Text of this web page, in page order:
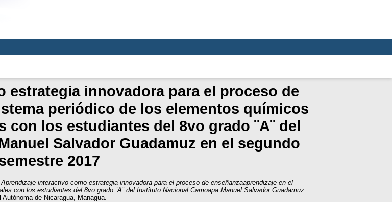
estrategia innovadora para el proceso de
periódico de los elementos químicos
con los estudiantes del 8vo grado ¨A¨ del
Salvador Guadamuz en el segundo
2017
Aprendizaje interactivo como estrategia innovadora para el proceso de enseñanzaaprendizaje en el
con los estudiantes del 8vo grado ¨A¨ del Instituto Nacional Camoapa Manuel Salvador Guadamuz
de Nicaragua, Managua.